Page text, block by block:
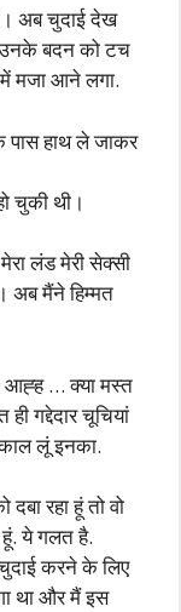
अब चुदाई देख
उनके बदन को टच
मजा आने लगा.
पास हाथ ले जाकर
चुकी थी।
लंड मेरी सेक्सी
अब मैंने हिम्मत
आह्ह … क्या मस्त
गद्देदार चूचियां
लूं इनका.
रहा हूं तो वो
हूं. ये गलत है.
चुदाई करने के लिए
था और मैं इस